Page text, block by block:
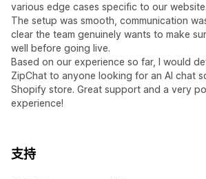
various edge cases specific to our website.
The setup was smooth, communication
clear the team genuinely wants to make
well before going live.
Based on our experience so far, I would
ZipChat to anyone looking for an AI chat
Shopify store. Great support and a very
experience!
支持